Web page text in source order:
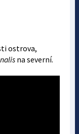
ostrova,
na severní.